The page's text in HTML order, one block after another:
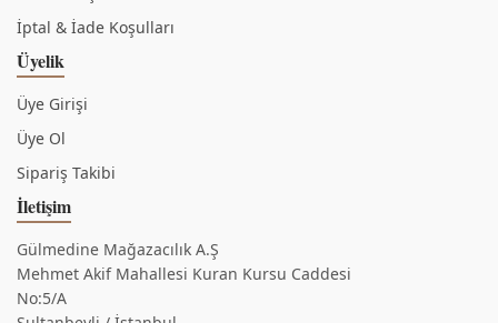
İptal & İade Koşulları
Üyelik
Üye Girişi
Üye Ol
Sipariş Takibi
İletişim
Gülmedine Mağazacılık A.Ş
Mehmet Akif Mahallesi Kuran Kursu Caddesi
No:5/A